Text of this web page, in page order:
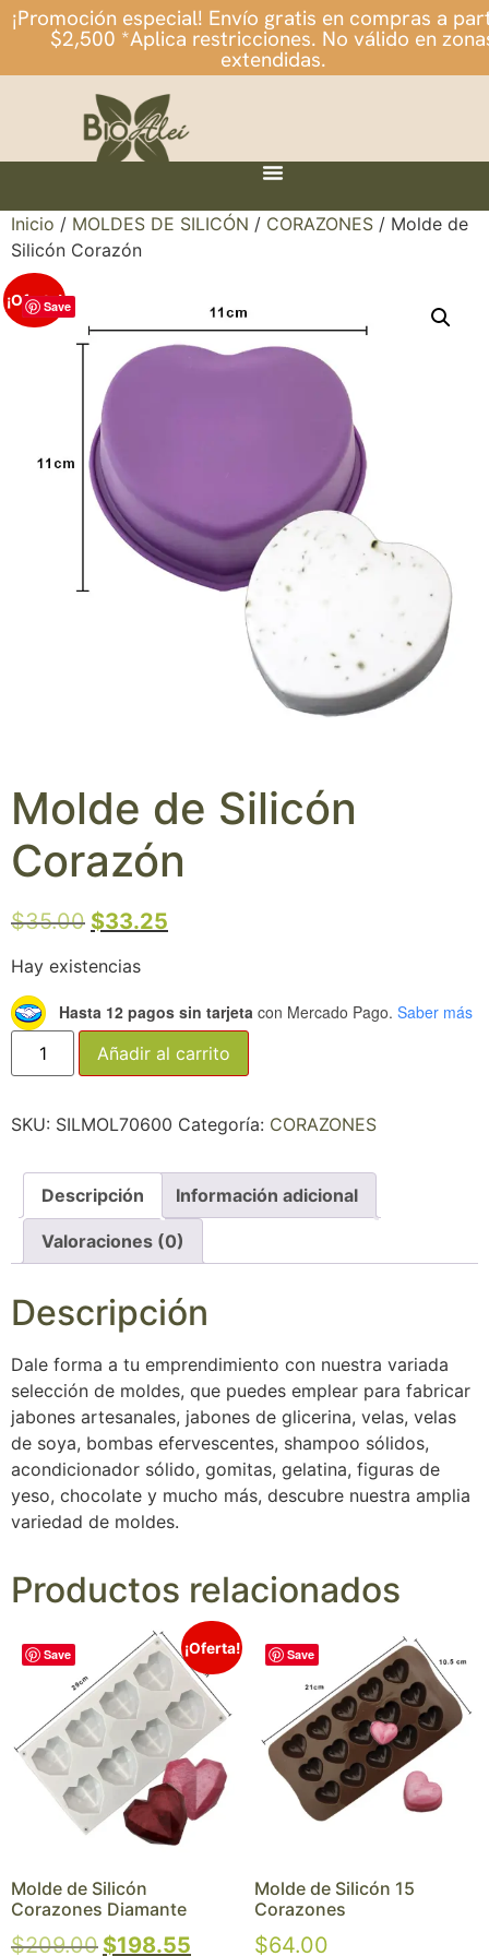
¡Promoción especial! Envío gratis en compras a
$2,500 *Aplica restricciones. No válido en
extendidas.
Inicio / MOLDES DE SILICÓN / CORAZONES / Molde de
Silicón Corazón
¡Oferta!
Save
Molde de Silicón
Corazón
$35.00 $33.25
Hay existencias
Hasta 12 pagos sin tarjeta con Mercado Pago. Saber más
Añadir al carrito
SKU: SILMOL70600 Categoría: CORAZONES
Descripción Información adicional
Valoraciones (0)
Descripción
Dale forma a tu emprendimiento con nuestra variada
selección de moldes, que puedes emplear para fabricar
jabones artesanales, jabones de glicerina, velas, velas
de soya, bombas efervescentes, shampoo sólidos,
acondicionador sólido, gomitas, gelatina, figuras de
yeso, chocolate y mucho más, descubre nuestra amplia
variedad de moldes.
Productos relacionados
Save ¡Oferta!
Molde de Silicón
Corazones Diamante
$209.00 $198.55
Save
Molde de Silicón 15
Corazones
$64.00